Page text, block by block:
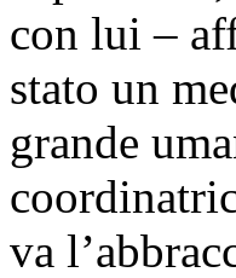
con lui –
stato un
grande
va